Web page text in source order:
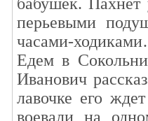
перьевыми
часами-
Едем в
Иванович
лавочке его
воевали на